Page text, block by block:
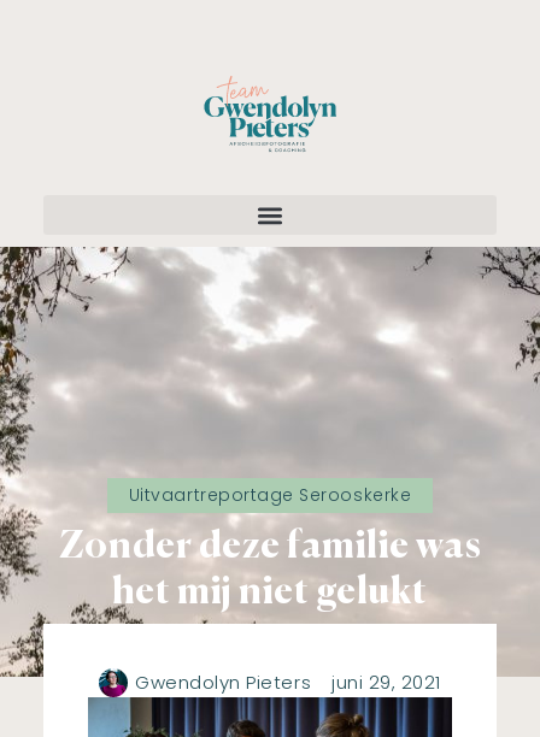
Uitvaartreportage Serooskerke
Zonder deze familie was
het mij niet gelukt
Gwendolyn Pieters juni 29, 2021